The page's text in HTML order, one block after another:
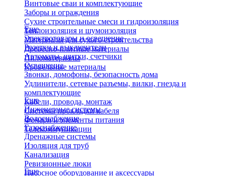
Винтовые сваи и комплектующие
Заборы и ограждения
Сухие строительные смеси и гидроизоляция
Теплоизоляция и шумоизоляция
Материалы для сухого строительства
Древесно-плитные материалы
Пиломатериалы
Кровельные материалы
Еще
Электротовары и освещение
Розетки и выключатели
Автоматы, щитки, счетчики
Освещение
Звонки, домофоны, безопасность дома
Удлинители, сетевые разъемы, вилки, гнезда и
комплектующие
Кабели, провода, монтаж
Системы прокладки кабеля
Фонари и элементы питания
Телекоммуникации
Еще
Инженерные системы
Водоснабжение
Газоснабжение
Дренажные системы
Изоляция для труб
Канализация
Ревизионные люки
Насосное оборудование и аксессуары
Еще